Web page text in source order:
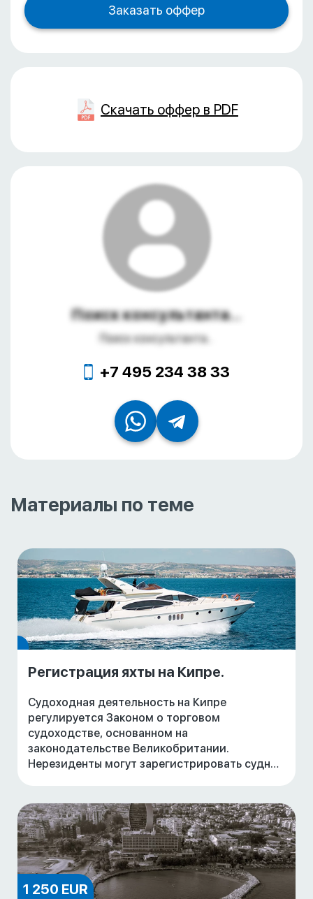
Скачать оффер в PDF
Поиск консультанта...
Поиск консультанта...
+7 495 234 38 33
Материалы по теме
Регистрация яхты на Кипре.
Судоходная деятельность на Кипре
регулируется Законом о торговом
судоходстве, основанном на
законодательстве Великобритании.
Нерезиденты могут зарегистрировать судно
ограниченной ответстве
1 250 EUR